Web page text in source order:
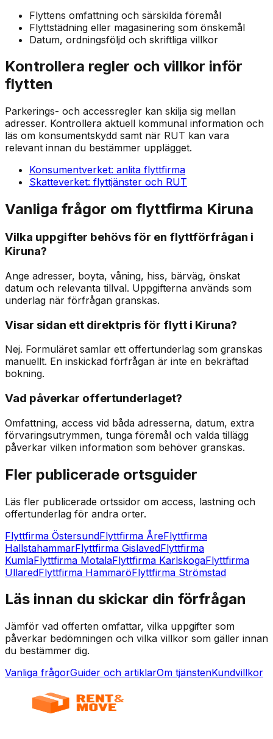
Flyttens omfattning och särskilda föremål
Flyttstädning eller magasinering som önskemål
Datum, ordningsföljd och skriftliga villkor
Kontrollera regler och villkor inför
flytten
Parkerings- och accessregler kan skilja sig mellan
adresser. Kontrollera aktuell kommunal information och
läs om konsumentskydd samt när RUT kan vara
relevant innan du bestämmer upplägget.
Konsumentverket: anlita flyttfirma
Skatteverket: flyttjänster och RUT
Vanliga frågor om flyttfirma Kiruna
Vilka uppgifter behövs för en flyttförfrågan i
Kiruna?
Ange adresser, boyta, våning, hiss, bärväg, önskat
datum och relevanta tillval. Uppgifterna används som
underlag när förfrågan granskas.
Visar sidan ett direktpris för flytt i Kiruna?
Nej. Formuläret samlar ett offertunderlag som granskas
manuellt. En inskickad förfrågan är inte en bekräftad
bokning.
Vad påverkar offertunderlaget?
Omfattning, access vid båda adresserna, datum, extra
förvaringsutrymmen, tunga föremål och valda tillägg
påverkar vilken information som behöver granskas.
Fler publicerade ortsguider
Läs fler publicerade ortssidor om access, lastning och
offertunderlag för andra orter.
Flyttfirma ÖstersundFlyttfirma ÅreFlyttfirma
HallstahammarFlyttfirma GislavedFlyttfirma
KumlaFlyttfirma MotalaFlyttfirma KarlskogaFlyttfirma
UllaredFlyttfirma HammaröFlyttfirma Strömstad
Läs innan du skickar din förfrågan
Jämför vad offerten omfattar, vilka uppgifter som
påverkar bedömningen och vilka villkor som gäller innan
du bestämmer dig.
Vanliga frågorGuider och artiklarOm tjänstenKundvillkor